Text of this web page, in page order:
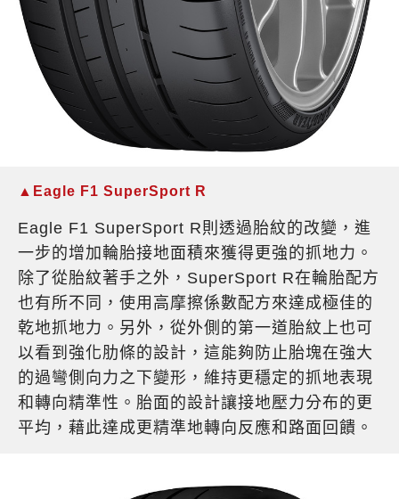
▲Eagle F1 SuperSport R
Eagle F1 SuperSport R則透過胎紋的改變，進
一步的增加輪胎接地面積來獲得更強的抓地力。
除了從胎紋著手之外，SuperSport R在輪胎配方
也有所不同，使用高摩擦係數配方來達成極佳的
乾地抓地力。另外，從外側的第一道胎紋上也可
以看到強化肋條的設計，這能夠防止胎塊在強大
的過彎側向力之下變形，維持更穩定的抓地表現
和轉向精準性。胎面的設計讓接地壓力分布的更
平均，藉此達成更精準地轉向反應和路面回饋。